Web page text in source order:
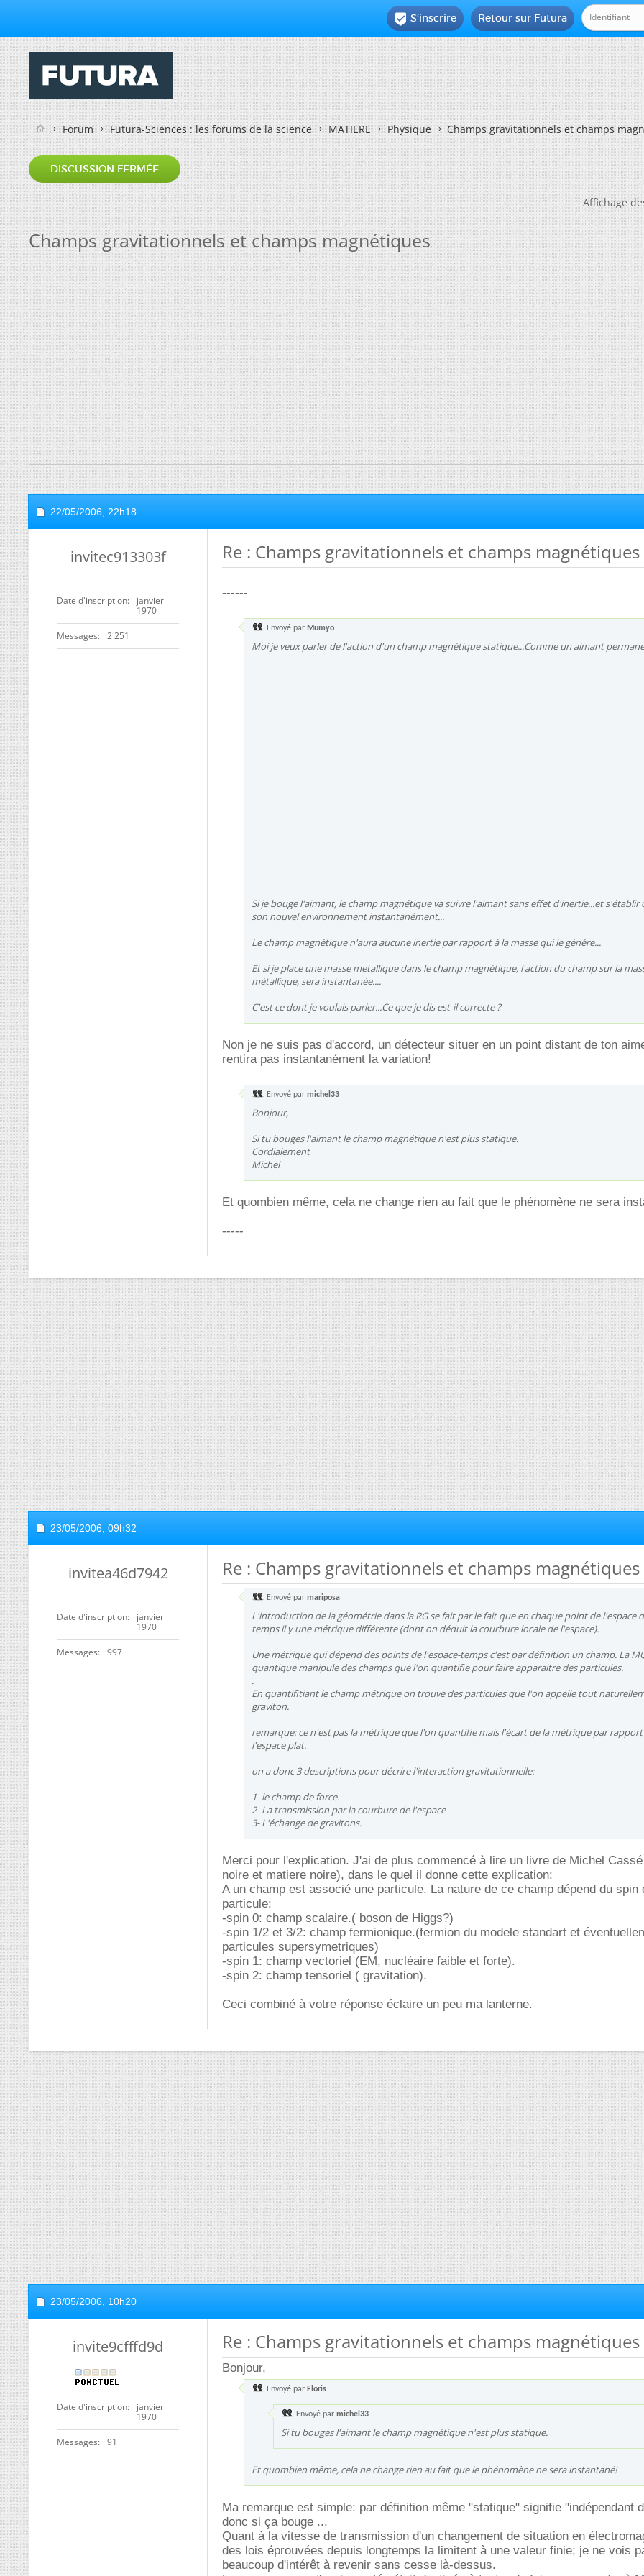
Retour sur Futura
 S'inscrire
Forum Futura-Sciences : les forums de la science MATIERE Physique Champs gravitationnels et champs
DISCUSSION FERMÉE
Affichage
Champs gravitationnels et champs magnétiques
22/05/2006, 22h18
invitec913303f
Date d'inscription
janvier
1970
Messages 2 251
Re : Champs gravitationnels et champs magnétiques
------
Envoyé par Mumyo
Moi je veux parler de l'action d'un champ magnétique statique...Comme un aimant
Si je bouge l'aimant, le champ magnétique va suivre l'aimant sans effet d'inertie...et s'établir
son nouvel environnement instantanément...
Le champ magnétique n'aura aucune inertie par rapport à la masse qui le génére...
Et si je place une masse metallique dans le champ magnétique, l'action du champ sur la
métallique, sera instantanée....
C'est ce dont je voulais parler...Ce que je dis est-il correcte ?
Non je ne suis pas d'accord, un détecteur situer en un point distant de ton
rentira pas instantanément la variation!
Envoyé par michel33
Bonjour,
Si tu bouges l'aimant le champ magnétique n'est plus statique.
Cordialement
Michel
Et quombien même, cela ne change rien au fait que le phénomène ne sera
-----
23/05/2006, 09h32
invitea46d7942
Date d'inscription
janvier
1970
Messages 997
Re : Champs gravitationnels et champs magnétiques
Envoyé par mariposa
L'introduction de la géométrie dans la RG se fait par le fait que en chaque point de l'espace
temps il y une métrique différente (dont on déduit la courbure locale de l'espace).
Une métrique qui dépend des points de l'espace-temps c'est par définition un champ. La
quantique manipule des champs que l'on quantifie pour faire apparaitre des particules.
.
En quantifitiant le champ métrique on trouve des particules que l'on appelle tout
graviton.
remarque: ce n'est pas la métrique que l'on quantifie mais l'écart de la métrique par rapport
l'espace plat.
on a donc 3 descriptions pour décrire l'interaction gravitationnelle:
1- le champ de force.
2- La transmission par la courbure de l'espace
3- L'échange de gravitons.
Merci pour l'explication. J'ai de plus commencé à lire un livre de Michel
noire et matiere noire), dans le quel il donne cette explication:
A un champ est associé une particule. La nature de ce champ dépend du spin
particule:
-spin 0: champ scalaire.( boson de Higgs?)
-spin 1/2 et 3/2: champ fermionique.(fermion du modele standart et
particules supersymetriques)
-spin 1: champ vectoriel (EM, nucléaire faible et forte).
-spin 2: champ tensoriel ( gravitation).
Ceci combiné à votre réponse éclaire un peu ma lanterne.
23/05/2006, 10h20
invite9cfffd9d
Date d'inscription
janvier
1970
Messages 91
Re : Champs gravitationnels et champs magnétiques
Bonjour,
Envoyé par Floris
Envoyé par michel33
Si tu bouges l'aimant le champ magnétique n'est plus statique.
Et quombien même, cela ne change rien au fait que le phénomène ne sera instantané!
Ma remarque est simple: par définition même "statique" signifie "indépendant
donc si ça bouge ...
Quant à la vitesse de transmission d'un changement de situation en
des lois éprouvées depuis longtemps la limitent à une valeur finie; je ne vois
beaucoup d'intérêt à revenir sans cesse là-dessus.